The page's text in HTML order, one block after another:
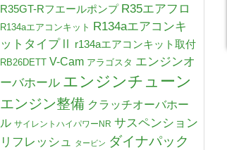
R35GT-Rフエールポンプ R35エアフロ
R134aエアコンキット R134aエアコンキ
ットタイプⅡ
r134aエアコンキット取付
RB26DETT V-Cam アラゴスタ エンジンオ
ーバホール エンジンチューン
エンジン整備 クラッチオーバホー
ル サイレントハイパワーNR サスペンション
リフレッシュ
タービン ダイナパック